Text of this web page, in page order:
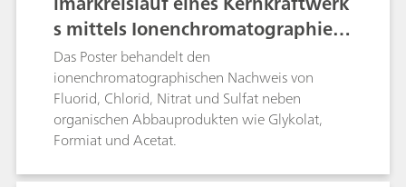
geeignet.
vergleichen und Entscheidungen zu treffen,
übernimmt der Dosierer das Liquid Handling zur
Anreicherungssäule selbst im einstelligen
Mikroliterbereich. Mit lediglich einem
Analyseaufbau und ohne zusätzliche Spülung
können Proben, die entweder nur Ultra-Spuren
oder hohe Konzentrationen aufweisen,
analysiert werden. Analog zu den anderen
Inline-Techniken von Metrohm, senkt die hier
s mittels Ionenchromatographie n
ach Inline-Probenvorbereitung
Das Poster behandelt den
ionenchromatographischen Nachweis von
Fluorid, Chlorid, Nitrat und Sulfat neben
organischen Abbauprodukten wie Glykolat,
Formiat und Acetat.